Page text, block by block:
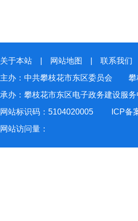
关于本站 网站地图 联系我们
主办：中共攀枝花市东区委员会 攀
承办：攀枝花市东区电子政务建设
网站标识码：5104020005
ICP备
网站访问量：